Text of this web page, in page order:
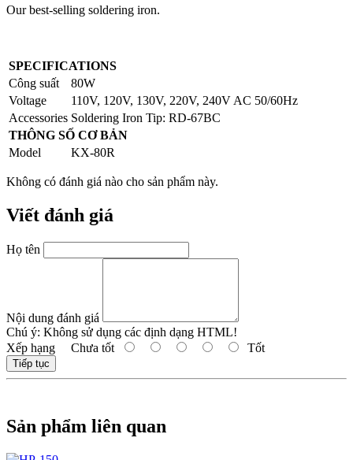
Our best-selling soldering iron.
SPECIFICATIONS
Công suất
80W
Voltage
110V, 120V, 130V, 220V, 240V AC 50/60Hz
Accessories Soldering Iron Tip: RD-67BC
THÔNG SỐ CƠ BẢN
Model
KX-80R
Không có đánh giá nào cho sản phẩm này.
Viết đánh giá
Họ tên
Nội dung đánh giá
Chú ý: Không sử dụng các định dạng HTML!
Xếp hạng Chưa tốt Tốt
Tiếp tục
Sản phẩm liên quan